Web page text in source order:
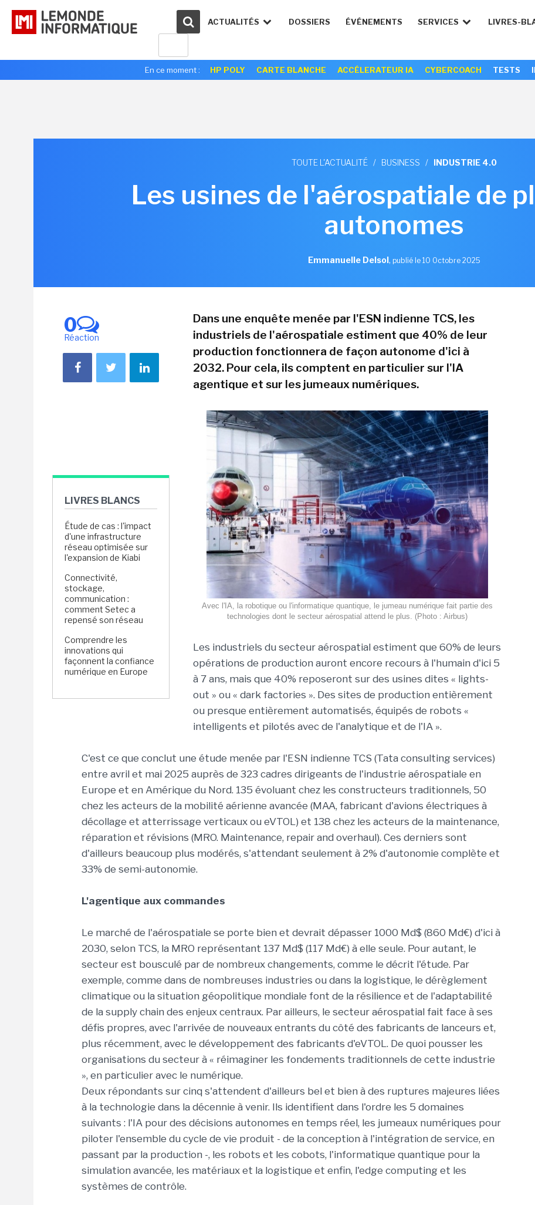
ACTUALITÉS DOSSIERS ÉVÉNEMENTS SERVICES LIVRES-
En ce moment : HP POLY CARTE BLANCHE ACCÉLERATEUR IA CYBERCOACH TESTS
TOUTE L'ACTUALITÉ / BUSINESS / INDUSTRIE 4.0
Les usines de l'aérospatiale de
autonomes
Emmanuelle Delsol, publié le 10 Octobre 2025
0
Réaction
LIVRES BLANCS
Étude de cas : l'impact
d'une infrastructure
réseau optimisée sur
l'expansion de Kiabi
Connectivité,
stockage,
communication :
comment Setec a
repensé son réseau
Comprendre les
innovations qui
façonnent la confiance
numérique en Europe
Dans une enquête menée par l'ESN indienne TCS, les
industriels de l'aérospatiale estiment que 40% de leur
production fonctionnera de façon autonome d'ici à
2032. Pour cela, ils comptent en particulier sur l'IA
agentique et sur les jumeaux numériques.
Avec l'IA, la robotique ou l'informatique quantique, le jumeau numérique fait partie des
technologies dont le secteur aérospatial attend le plus. (Photo : Airbus)
Les industriels du secteur aérospatial estiment que 60% de leurs
opérations de production auront encore recours à l'humain d'ici 5
à 7 ans, mais que 40% reposeront sur des usines dites « lights-
out » ou « dark factories ». Des sites de production entièrement
ou presque entièrement automatisés, équipés de robots «
intelligents et pilotés avec de l'analytique et de l'IA ».
C'est ce que conclut une étude menée par l'ESN indienne TCS (Tata consulting services)
entre avril et mai 2025 auprès de 323 cadres dirigeants de l'industrie aérospatiale en
Europe et en Amérique du Nord. 135 évoluant chez les constructeurs traditionnels, 50
chez les acteurs de la mobilité aérienne avancée (MAA, fabricant d'avions électriques à
décollage et atterrissage verticaux ou eVTOL) et 138 chez les acteurs de la maintenance,
réparation et révisions (MRO. Maintenance, repair and overhaul). Ces derniers sont
d'ailleurs beaucoup plus modérés, s'attendant seulement à 2% d'autonomie complète et
33% de semi-autonomie.
L'agentique aux commandes
Le marché de l'aérospatiale se porte bien et devrait dépasser 1000 Md$ (860 Md€) d'ici à
2030, selon TCS, la MRO représentant 137 Md$ (117 Md€) à elle seule. Pour autant, le
secteur est bousculé par de nombreux changements, comme le décrit l'étude. Par
exemple, comme dans de nombreuses industries ou dans la logistique, le dérèglement
climatique ou la situation géopolitique mondiale font de la résilience et de l'adaptabilité
de la supply chain des enjeux centraux. Par ailleurs, le secteur aérospatial fait face à ses
défis propres, avec l'arrivée de nouveaux entrants du côté des fabricants de lanceurs et,
plus récemment, avec le développement des fabricants d'eVTOL. De quoi pousser les
organisations du secteur à « réimaginer les fondements traditionnels de cette industrie
», en particulier avec le numérique.
Deux répondants sur cinq s'attendent d'ailleurs bel et bien à des ruptures majeures liées
à la technologie dans la décennie à venir. Ils identifient dans l'ordre les 5 domaines
suivants : l'IA pour des décisions autonomes en temps réel, les jumeaux numériques pour
piloter l'ensemble du cycle de vie produit - de la conception à l'intégration de service, en
passant par la production -, les robots et les cobots, l'informatique quantique pour la
simulation avancée, les matériaux et la logistique et enfin, l'edge computing et les
systèmes de contrôle.